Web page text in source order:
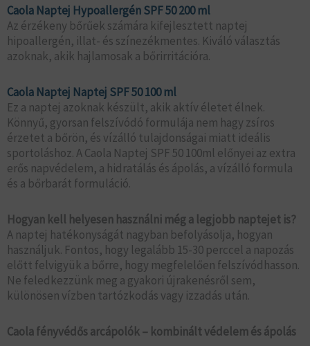
Caola Naptej Hypoallergén SPF 50 200 ml
Az érzékeny bőrűek számára kifejlesztett naptej
hipoallergén, illat- és színezékmentes. Kiváló választás
azoknak, akik hajlamosak a bőrirritációra.
Caola Naptej Naptej SPF 50 100 ml
Ez a naptej azoknak készült, akik aktív életet élnek.
Könnyű, gyorsan felszívódó formulája nem hagy zsíros
érzetet a bőrön, és vízálló tulajdonságai miatt ideális
sportoláshoz. A Caola Naptej SPF 50 100ml előnyei az extra
erős napvédelem, a hidratálás és ápolás, a vízálló formula
és a bőrbarát formuláció.
Hogyan kell helyesen használni még a legjobb naptejet is?
A naptej hatékonyságát nagyban befolyásolja, hogyan
használjuk. Fontos, hogy legalább 15-30 perccel a napozás
előtt felvigyük a bőrre, hogy megfelelően felszívódhasson.
Ne feledkezzünk meg a gyakori újrakenésről sem,
különösen vízben tartózkodás vagy izzadás után.
Caola fényvédős arcápolók – kombinált védelem és ápolás